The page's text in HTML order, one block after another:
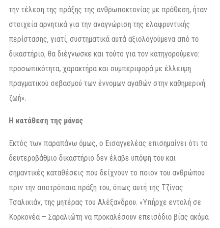
την τέλεση της πράξης της ανθρωποκτονίας με πρόθεση, ήταν
στοιχεία αρνητικά για την αναγνώριση της ελαφρυντικής
περίστασης, γιατί, συστηματικά αυτά αξιολογούμενα από το
δικαστήριο, θα διέγνωσκε και τούτο για τον κατηγορούμενο:
προσωπικότητα, χαρακτήρα και συμπεριφορά με έλλειψη
πραγματικού σεβασμού των έννομων αγαθών στην καθημερινή
ζωή».
Η κατάθεση της μάνας
Εκτός των παραπάνω όμως, ο Εισαγγελέας επισημαίνει ότι το
δευτεροβάθμιο δικαστήριο δεν έλαβε υπόψη του και
σημαντικές καταθέσεις που δείχνουν το ποιον του ανθρώπου
πριν την αποτρόπαια πράξη του, όπως αυτή της Τζίνας
Τσαλικιάν, της μητέρας του Αλέξανδρου. «Υπήρχε εντολή σε
Κορκονέα – Σαραλιώτη να προκαλέσουν επεισόδιο βίας ακόμα